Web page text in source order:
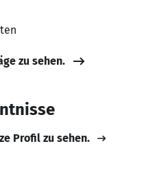
zu sehen.
Profil zu sehen.